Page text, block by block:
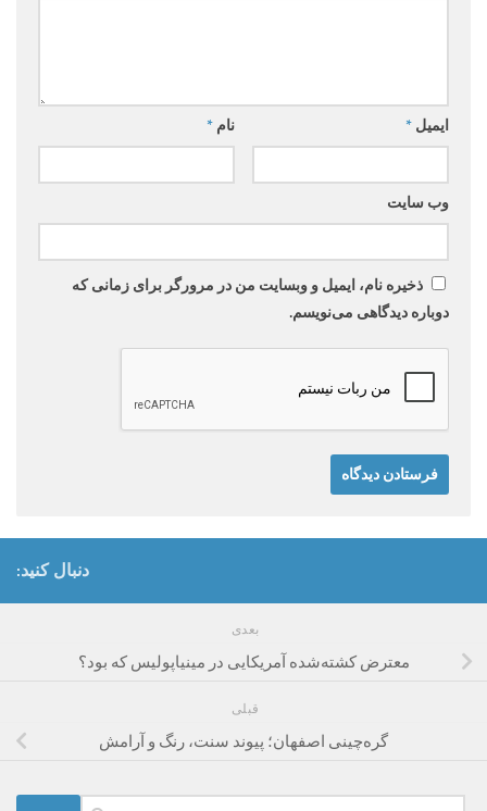
نام * ایمیل *
وب‌ سایت
ذخیره نام، ایمیل و وبسایت من در مرورگر برای زمانی که
دوباره دیدگاهی می‌نویسم.
دنبال کنید:
بعدی
معترض کشته‌شده آمریکایی در مینیاپولیس که بود؟
قبلی
گره‌چینی اصفهان؛ پیوند سنت، رنگ و آرامش